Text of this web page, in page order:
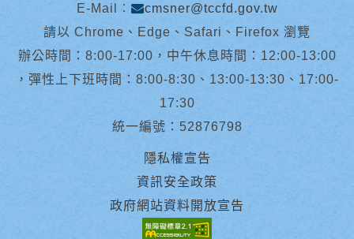
E-Mail︰
cmsner@tccfd.gov.tw
請以 Chrome、Edge、Safari、Firefox 瀏覽
辦公時間：8:00-17:00，中午休息時間：12:00-13:00
，彈性上下班時間：8:00-8:30、13:00-13:30、17:00-
17:30
統一編號：52876798
隱私權宣告
資訊安全政策
政府網站資料開放宣告